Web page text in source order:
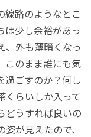
線路のようなとこ
は少し余裕があっ
、外も薄暗くなっ
このまま誰にも気
過ごすのか？何し
くらいしか入って
どうすれば良いの
が見えたので、